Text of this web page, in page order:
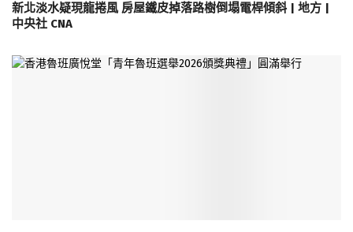
新北淡水疑現龍捲風 房屋鐵皮掉落路樹倒塌電桿傾斜 | 地方 |
中央社 CNA